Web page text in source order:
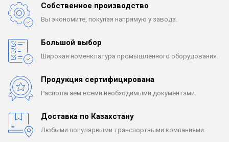
Собственное производство
Вы экономите, покупая напрямую у завода.
Большой выбор
Широкая номенклатура промышленного оборудования.
Продукция сертифицирована
Располагаем всеми необходимыми документами.
Доставка по Казахстану
Любыми популярными транспортными компаниями.